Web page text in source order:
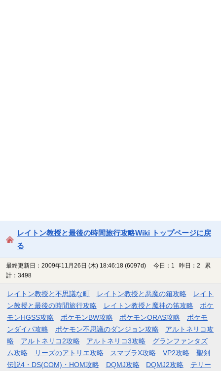
レイトン教授と最後の時間旅行攻略Wiki トップページに戻
る
最終更新日：2009年11月26日 (木) 18:46:18 (6097d)
今日：1 昨日：2 累
計：3498
レイトン教授と不思議な町 レイトン教授と悪魔の箱攻略
レイト
ン教授と最後の時間旅行攻略
レイトン教授と魔神の笛攻略
ポケ
モンHGSS攻略
ポケモンBW攻略 ポケモンORAS攻略
ポケモ
ンダイパ攻略
ポケモン不思議のダンジョン攻略
アルトネリコ攻
略
アルトネリコ2攻略 アルトネリコ3攻略
グランファンタズ
ム攻略
リーズのアトリエ攻略 スマブラX攻略 VP2攻略
聖剣
伝説4・DS(COM)・HOM攻略
DQMJ攻略 DQMJ2攻略 テリー